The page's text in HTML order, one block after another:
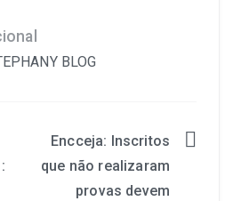
Encceja: Inscritos
que não realizaram
provas devem